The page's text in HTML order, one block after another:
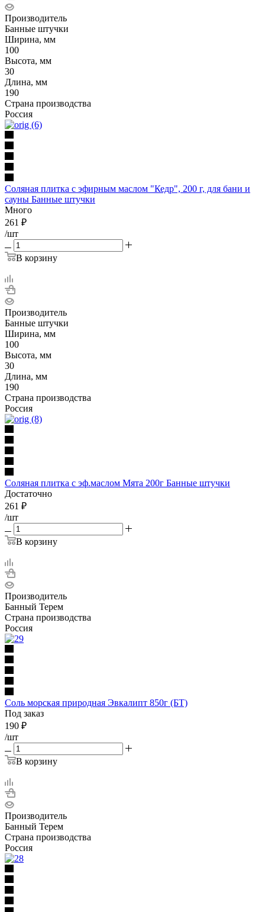
Производитель
Банные штучки
Ширина, мм
100
Высота, мм
30
Длина, мм
190
Страна производства
Россия
Соляная плитка с эфирным маслом "Кедр", 200 г, для бани и
сауны Банные штучки
Много
261 ₽
/шт
В корзину
Производитель
Банные штучки
Ширина, мм
100
Высота, мм
30
Длина, мм
190
Страна производства
Россия
Соляная плитка с эф.маслом Мята 200г Банные штучки
Достаточно
261 ₽
/шт
В корзину
Производитель
Банный Терем
Страна производства
Россия
Соль морская природная Эвкалипт 850г (БТ)
Под заказ
190 ₽
/шт
В корзину
Производитель
Банный Терем
Страна производства
Россия